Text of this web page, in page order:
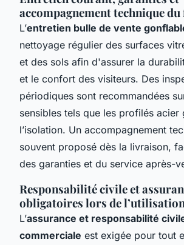
accompagnement technique
L’entretien bulle de vente
nettoyage régulier des surfaces
et des sols afin d'assurer la
et le confort des visiteurs. Des
périodiques sont recommandées
sensibles tels que les profilés acier
l’isolation. Un accompagnement
souvent proposé dès la livraison,
des garanties et du service après-
Responsabilité civile et
obligatoires lors de
L’assurance et responsabilité
commerciale est exigée pour tout